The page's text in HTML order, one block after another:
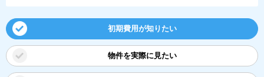
初期費用が知りたい
物件を実際に見たい